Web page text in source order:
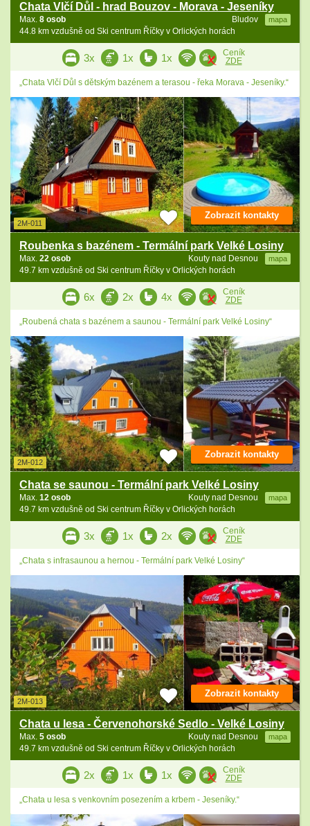
Chata Vlčí Důl - hrad Bouzov - Morava - Jeseníky
Bludov mapa
Max. 8 osob
44.8 km vzdušně od Ski centrum Říčky v Orlických horách
3x 1x 1x
Ceník
ZDE
„Chata Vlčí Důl s dětským bazénem a terasou - řeka Morava - Jeseníky.“
2M-011
Roubenka s bazénem - Termální park Velké Losiny
Kouty nad Desnou mapa
Max. 22 osob
49.7 km vzdušně od Ski centrum Říčky v Orlických horách
Zobrazit kontakty
6x 2x 4x
Ceník
ZDE
„Roubená chata s bazénem a saunou - Termální park Velké Losiny“
2M-012
Chata se saunou - Termální park Velké Losiny
Kouty nad Desnou mapa
Max. 12 osob
49.7 km vzdušně od Ski centrum Říčky v Orlických horách
Zobrazit kontakty
3x 1x 2x
Ceník
ZDE
„Chata s infrasaunou a hernou - Termální park Velké Losiny“
2M-013
Chata u lesa - Červenohorské Sedlo - Velké Losiny
Kouty nad Desnou mapa
Max. 5 osob
49.7 km vzdušně od Ski centrum Říčky v Orlických horách
Zobrazit kontakty
2x 1x 1x
Ceník
ZDE
„Chata u lesa s venkovním posezením a krbem - Jeseníky.“